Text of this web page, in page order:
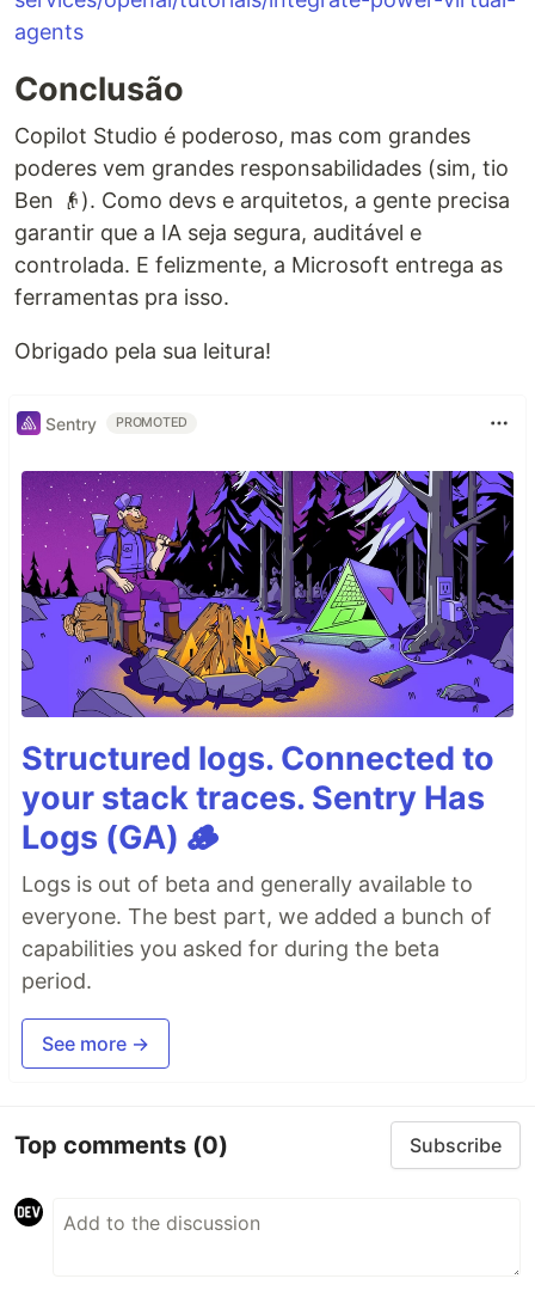
agents
Conclusão
Copilot Studio é poderoso, mas com grandes
poderes vem grandes responsabilidades (sim, tio
Ben 👴). Como devs e arquitetos, a gente precisa
garantir que a IA seja segura, auditável e
controlada. E felizmente, a Microsoft entrega as
ferramentas pra isso.
Obrigado pela sua leitura!
Sentry PROMOTED
Structured logs. Connected to
your stack traces. Sentry Has
Logs (GA) 🪵
Logs is out of beta and generally available to
everyone. The best part, we added a bunch of
capabilities you asked for during the beta
period.
See more →
Top comments (0) Subscribe